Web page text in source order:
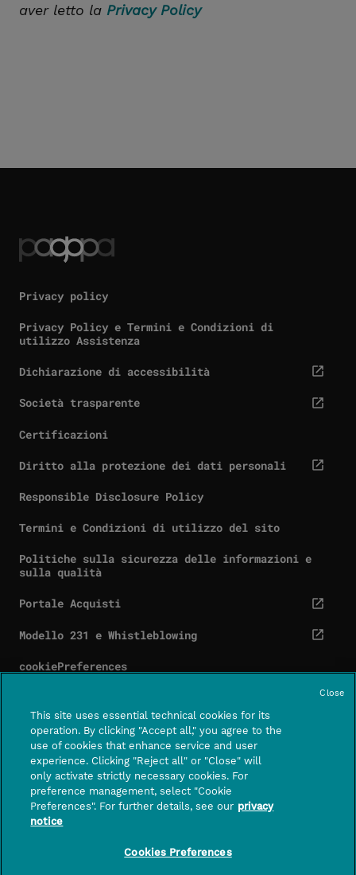
aver letto la Privacy Policy
Privacy policy
Privacy Policy e Termini e Condizioni di
utilizzo Assistenza
Dichiarazione di accessibilità
cta.screenReaderExternal
Società trasparente
cta.screenReaderExternal
Certificazioni
Diritto alla protezione dei dati personali
cta.screenReaderExternal
Responsible Disclosure Policy
Termini e Condizioni di utilizzo del sito
Politiche sulla sicurezza delle informazioni e
sulla qualità
Portale Acquisti
cta.screenReaderExternal
Modello 231 e Whistleblowing
cta.screenReaderExternal
cookiePreferences
Contatti Centro assistenza
FOLLOWUS
PagoPA S.p.A. – società per azioni con socio unico
– capitale sociale di euro 1,000,000 interamente
This site uses essential technical cookies for its
operation. By clicking "Accept all," you agree to the
use of cookies that enhance service and user
experience. Clicking "Reject all" or "Close" will
only activate strictly necessary cookies. For
preference management, select "Cookie
Preferences". For further details, see our privacy
notice
Cookies Preferences
Close